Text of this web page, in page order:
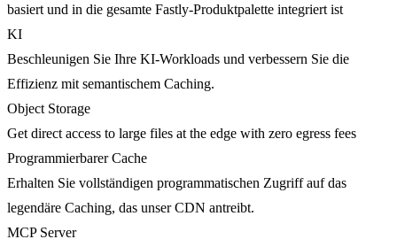
basiert und in die gesamte Fastly-Produktpalette integriert ist
KI
Beschleunigen Sie Ihre KI-Workloads und verbessern Sie die
Effizienz mit semantischem Caching.
Object Storage
Get direct access to large files at the edge with zero egress fees
Programmierbarer Cache
Erhalten Sie vollständigen programmatischen Zugriff auf das
legendäre Caching, das unser CDN antreibt.
MCP Server